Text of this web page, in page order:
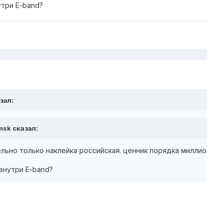
E-band?
сказал:
только наклейка российская. ценник порядка
E-band?